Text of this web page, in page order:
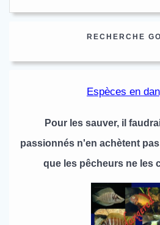
RECHERCHE
Espèces en
Pour les sauver, il
passionnés n'en achètent
que les pêcheurs ne les